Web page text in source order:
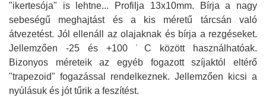
"ikertesója" is lehtne... Profilja 13x10mm. Bírja a nagy
sebeségű meghajtást és a kis méretű tárcsán való
átvezetést. Jól ellenáll az olajaknak és bírja a rezgéseket.
Jellemzően -25 és +100 ˙C között használhatóak.
Bizonyos méreteik az egyéb fogazott szíjaktól eltérő
"trapezoid" fogazással rendelkeznek. Jellemzően kicsi a
nyúlásuk és jót tűrik a feszítést.